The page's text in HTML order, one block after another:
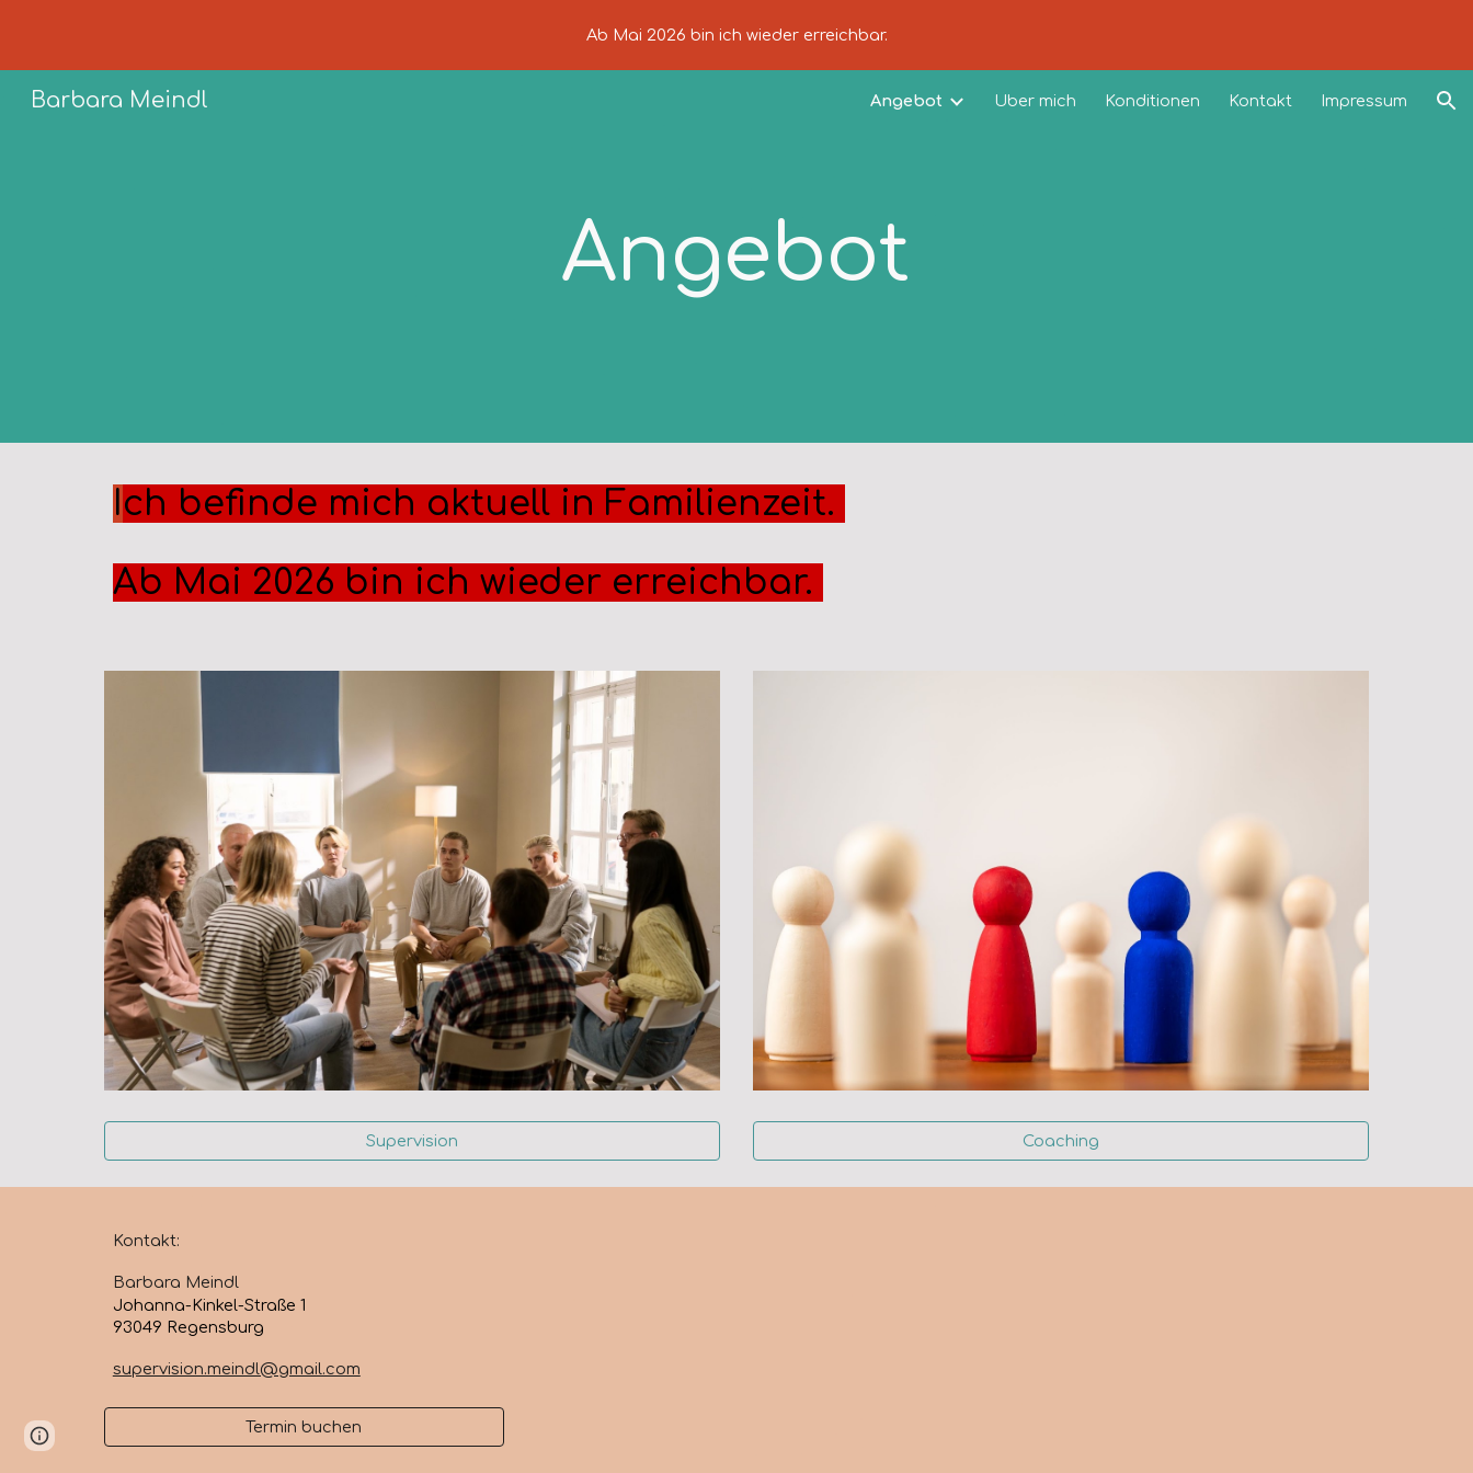
Skip to main content Skip to navigation
Ab Mai 2026 bin ich wieder erreichbar.
Barbara Meindl Angebot Über mich Konditionen Kontakt Impressum
Angebot
Ich befinde mich aktuell in Familienzeit.
Ab Mai 2026 bin ich wieder erreichbar.
Supervision Coaching
Kontakt:
Barbara Meindl
Johanna-Kinkel-Straße 1
93049 Regensburg
supervision.meindl@gmail.com
Termin buchen